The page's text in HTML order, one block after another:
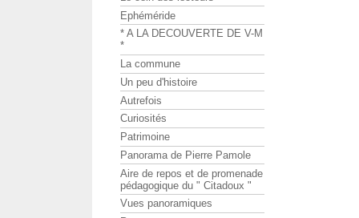
Ephéméride
* A LA DECOUVERTE DE V-M
*
La commune
Un peu d'histoire
Autrefois
Curiosités
Patrimoine
Panorama de Pierre Pamole
Aire de repos et de promenade
pédagogique du " Citadoux "
Vues panoramiques